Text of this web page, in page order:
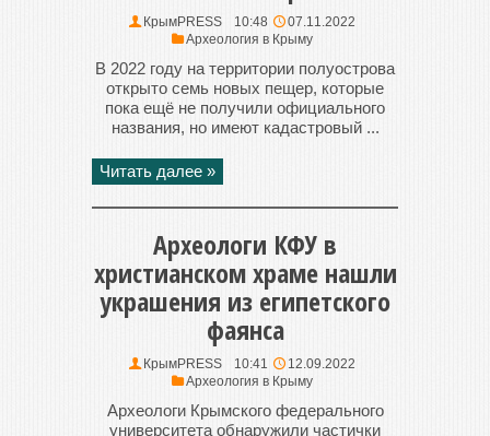
КрымPRESS 10:48
07.11.2022
Археология в Крыму
В 2022 году на территории полуострова
открыто семь новых пещер, которые
пока ещё не получили официального
названия, но имеют кадастровый ...
Читать далее »
Археологи КФУ в
христианском храме нашли
украшения из египетского
фаянса
КрымPRESS 10:41
12.09.2022
Археология в Крыму
Археологи Крымского федерального
университета обнаружили частички